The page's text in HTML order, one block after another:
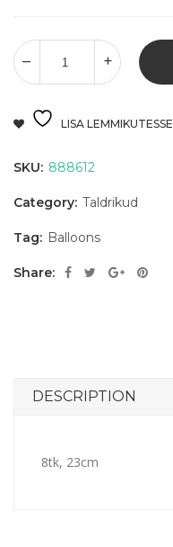
LISA LEMMIKUTESSE
SKU: 888612
Category: Taldrikud
Tag: Balloons
Share:
DESCRIPTION
8tk, 23cm